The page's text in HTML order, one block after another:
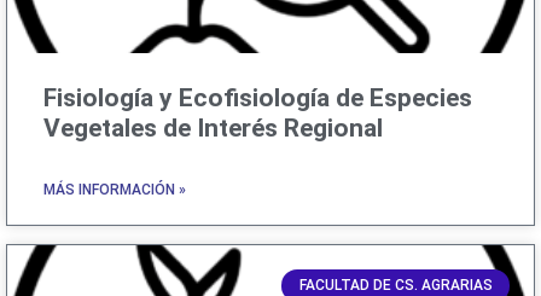
Fisiología y Ecofisiología de Especies
Vegetales de Interés Regional
MÁS INFORMACIÓN »
FACULTAD DE CS. AGRARIAS